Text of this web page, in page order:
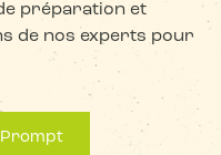
préparation et
de nos experts pour